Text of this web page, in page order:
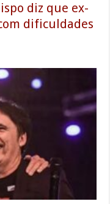
diz que ex-
dificuldades